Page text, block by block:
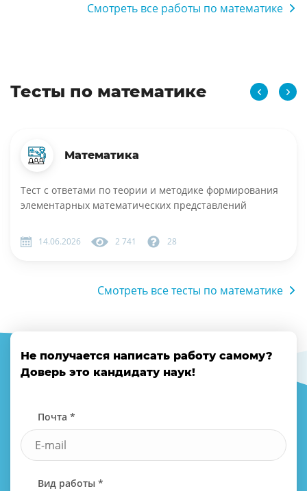
Смотреть все работы по математике
Тесты по математике
Математика
Тест с ответами по теории и методике формирования
элементарных математических представлений
14.06.2026 2 741 28
Смотреть все тесты по математике
Не получается написать работу самому?
Доверь это кандидату наук!
Почта *
Вид работы *